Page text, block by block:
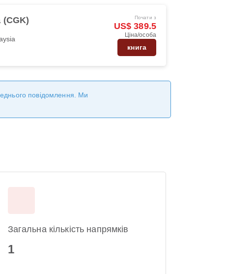
(CGK) Почати з
US$ 389.5
Ціна/особа
книга
повідомлення. Ми
Загальна кількість напрямків
1